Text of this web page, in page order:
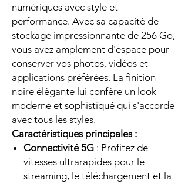
numériques avec style et
performance. Avec sa capacité de
stockage impressionnante de 256 Go,
vous avez amplement d'espace pour
conserver vos photos, vidéos et
applications préférées. La finition
noire élégante lui confère un look
moderne et sophistiqué qui s'accorde
avec tous les styles.
Caractéristiques principales :
Connectivité 5G : Profitez de
vitesses ultrarapides pour le
streaming, le téléchargement et la